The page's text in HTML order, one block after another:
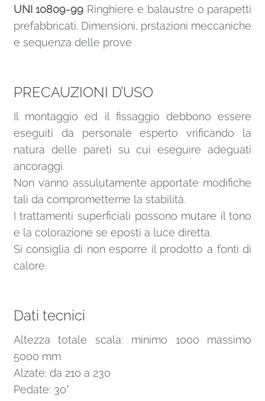
UNI 10809-99 Ringhiere e balaustre o parapetti
prefabbricati. Dimensioni, prstazioni meccaniche
e sequenza delle prove
PRECAUZIONI D’USO
Il montaggio ed il fissaggio debbono essere
eseguiti da personale esperto vrificando la
natura delle pareti su cui eseguire adeguati
ancoraggi.
Non vanno assulutamente apportate modifiche
tali da comprometterne la stabilità.
I trattamenti superficiali possono mutare il tono
e la colorazione se eposti a luce diretta.
Si consiglia di non esporre il prodotto a fonti di
calore.
Dati tecnici
Altezza totale scala: minimo 1000 massimo
5000 mm
Alzate: da 210 a 230
Pedate: 30°